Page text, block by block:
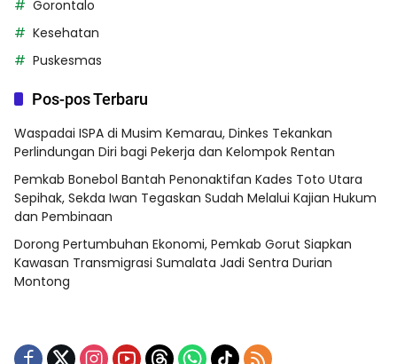
Gorontalo
Kesehatan
Puskesmas
Pos-pos Terbaru
Waspadai ISPA di Musim Kemarau, Dinkes Tekankan
Perlindungan Diri bagi Pekerja dan Kelompok Rentan
Pemkab Bonebol Bantah Penonaktifan Kades Toto Utara
Sepihak, Sekda Iwan Tegaskan Sudah Melalui Kajian Hukum
dan Pembinaan
Dorong Pertumbuhan Ekonomi, Pemkab Gorut Siapkan
Kawasan Transmigrasi Sumalata Jadi Sentra Durian
Montong